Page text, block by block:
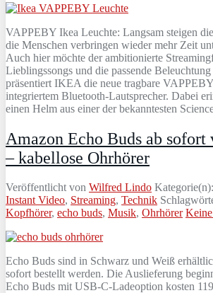
VAPPEBY Ikea Leuchte: Langsam steigen
die Menschen verbringen wieder mehr Zeit
Auch hier möchte der ambitionierte
Lieblingssongs und die passende
präsentiert IKEA die neue tragbare
integriertem Bluetooth-Lautsprecher. Dabei
einen Helm aus einer der bekanntesten
Amazon Echo Buds ab sofort
– kabellose Ohrhörer
Veröffentlicht von Wilfred Lindo Kategorie(n):
Instant Video, Streaming, Technik
Kopfhörer, echo buds, Musik, Ohrhörer
Echo Buds sind in Schwarz und Weiß
sofort bestellt werden. Die Auslieferung
Echo Buds mit USB-C-Ladeoption kosten